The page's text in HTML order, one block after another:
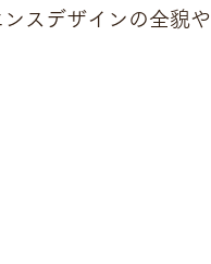
スデザインの全貌